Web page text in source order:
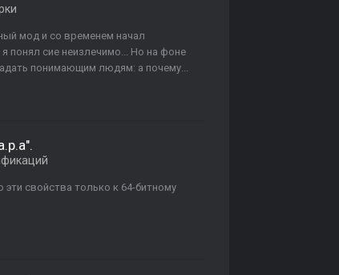
мод и со временем начал
понял сие неизлечимо... Но на фоне
понимающим людям: а почему...
свойства только к 64-битному